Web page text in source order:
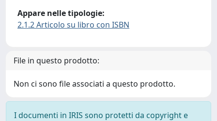
Appare nelle tipologie:
2.1.2 Articolo su libro con ISBN
File in questo prodotto:
Non ci sono file associati a questo prodotto.
I documenti in IRIS sono protetti da copyright e